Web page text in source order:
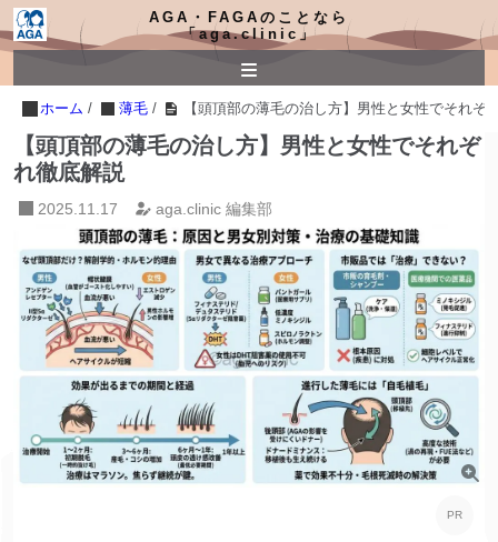
AGA・FAGAのことなら
「aga.clinic」
ホーム / 薄毛 / 【頭頂部の薄毛の治し方】男性と女性でそれぞ
【頭頂部の薄毛の治し方】男性と女性でそれぞ
れ徹底解説
2025.11.17 aga.clinic 編集部